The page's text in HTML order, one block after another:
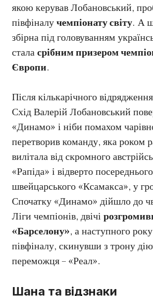
якою керував Лобановський,
півфіналучемпіонату світу. А
збірна під головуванням
сталасрібним призером
Європи.
Після кількарічного
Схід Валерій Лобановський
«Динамо» і ніби помахом
перетворив команду, яка роком
вилітала від скромного
«Рапіда» і відверто посереднього
швейцарського «Ксамакса», у
Спочатку «Динамо» дійшло до
Ліги чемпіонів, двічі
«Барселону», а наступного
півфіналу, скинувши з трону
переможця – «Реал».
Шана та відзнаки